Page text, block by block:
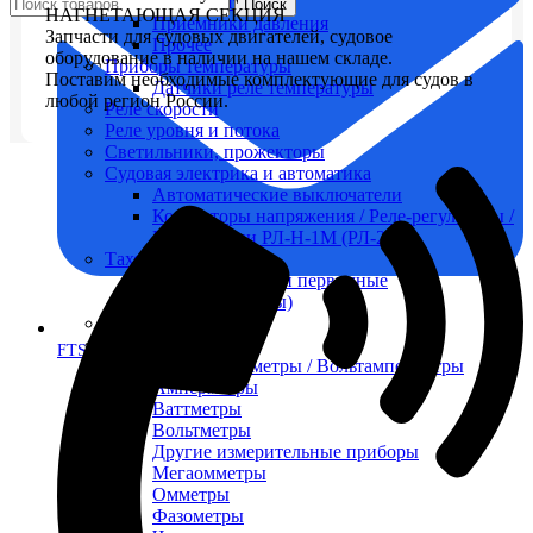
FTS-omsk@mail.ru
Приемники давления
Прочее
Приборы температуры
Датчики реле температуры
Реле скорости
Реле уровня и потока
Светильники, прожекторы
Судовая электрика и автоматика
Автоматические выключатели
Корректоры напряжения / Реле-регуляторы /
Реле зарядки РЛ-Н-1М (РЛ-2М)
Тахоментры
Преобразователи первичные
(тахогенераторы)
Ампервольтметры / Вольтамперметры
Амперметры
Ваттметры
Вольтметры
Другие измерительные приборы
Мегаомметры
Омметры
Фазометры
Поиск
НАГНЕТАЮЩАЯ СЕКЦИЯ
Запчасти для судовых двигателей, судовое
оборудование в наличии на нашем складе.
Поставим необходимые комплектующие для судов в
любой регион России.